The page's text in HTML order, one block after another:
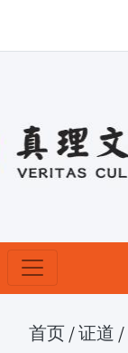
首页 /证道 /